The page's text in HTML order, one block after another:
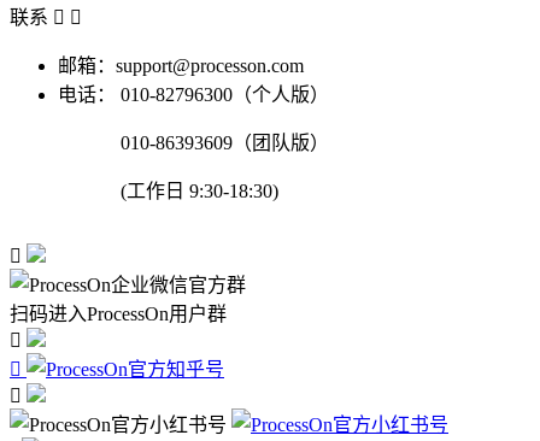
联系  
邮箱：support@processon.com
电话：
010-82796300（个人版）
010-86393609（团队版）
(工作日 9:30-18:30)

扫码进入ProcessOn用户群


